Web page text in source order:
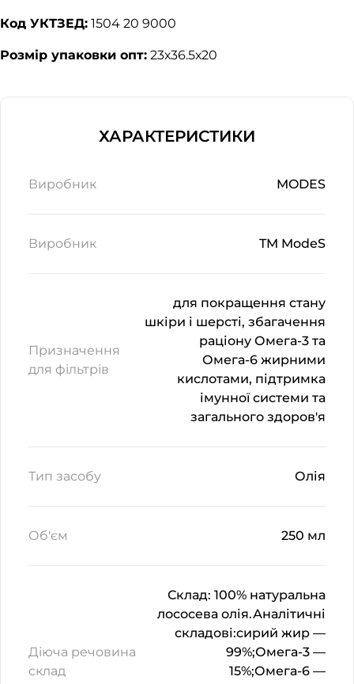
Код УКТЗЕД: 1504 20 9000
Розмір упаковки опт: 23х36.5х20
ХАРАКТЕРИСТИКИ
Виробник MODES
Виробник TM ModeS
Призначення
для фільтрів
для покращення стану
шкіри і шерсті, збагачення
раціону Омега-3 та
Омега-6 жирними
кислотами, підтримка
імунної системи та
загального здоров'я
Тип засобу Олія
Об'єм 250 мл
Діюча речовина
склад
Склад: 100% натуральна
лососева олія.Аналітичні
складові:сирий жир —
99%;Омега-3 —
15%;Омега-6 —